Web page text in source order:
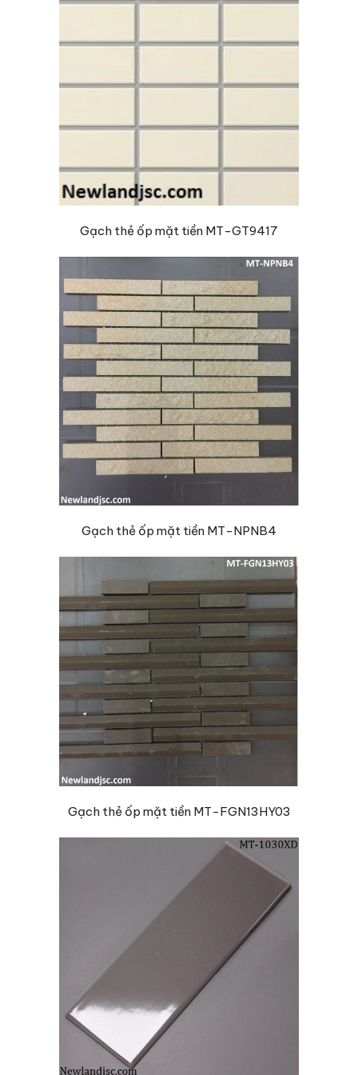
Gạch thẻ ốp mặt tiền MT-GT9417
Gạch thẻ ốp mặt tiền MT-NPNB4
Gạch thẻ ốp mặt tiền MT-FGN13HY03